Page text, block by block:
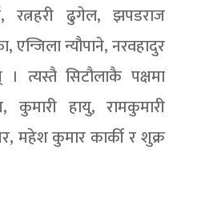
रत्नहरी ढु‌गेल, झपडराज
एन्जिला न्यौपाने, नरवहादुर
त्यस्तै सिटौलाकै पक्षमा
कुमारी हायु, रामकुमारी
महेश कुमार कार्की र शुक्र